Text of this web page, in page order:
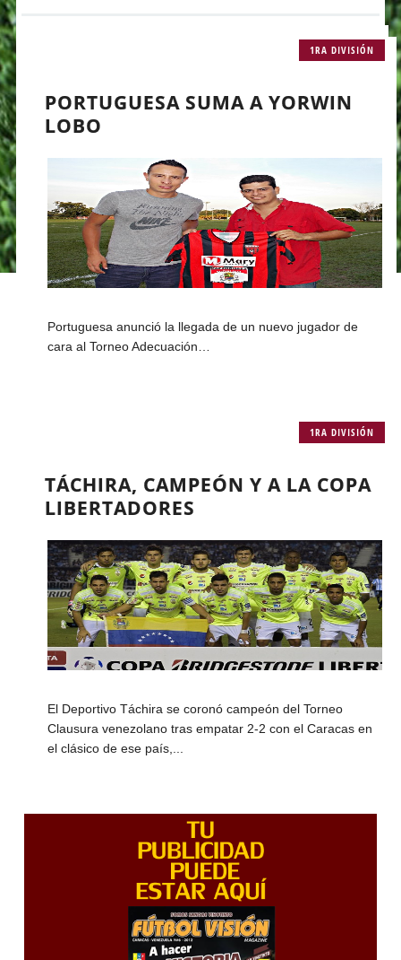
1RA DIVISIÓN
PORTUGUESA SUMA A YORWIN
LOBO
Portuguesa anunció la llegada de un nuevo jugador de
cara al Torneo Adecuación…
1RA DIVISIÓN
TÁCHIRA, CAMPEÓN Y A LA COPA
LIBERTADORES
El Deportivo Táchira se coronó campeón del Torneo
Clausura venezolano tras empatar 2-2 con el Caracas en
el clásico de ese país,...